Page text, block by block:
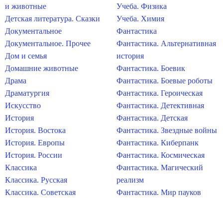
и животные
Детская литература. Сказки
Документальное
Документальное. Прочее
Дом и семья
Домашние животные
Драма
Драматургия
Искусство
История
История. Востока
История. Европы
История. России
Классика
Классика. Русская
Классика. Советская
Учеба. Физика
Учеба. Химия
Фантастика
Фантастика. Альтернативная
история
Фантастика. Боевик
Фантастика. Боевые роботы
Фантастика. Героическая
Фантастика. Детективная
Фантастика. Детская
Фантастика. Звездные войны
Фантастика. Киберпанк
Фантастика. Космическая
Фантастика. Магический
реализм
Фантастика. Мир пауков